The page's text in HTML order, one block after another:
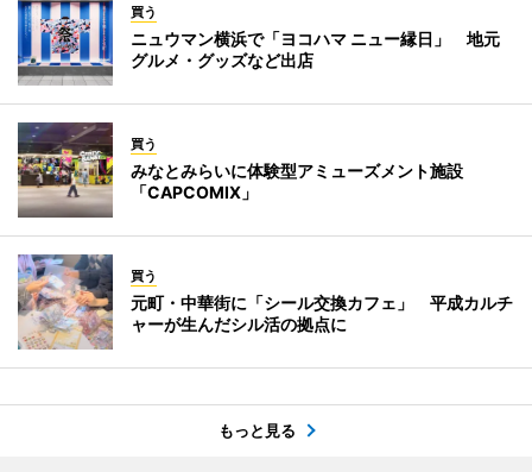
買う
ニュウマン横浜で「ヨコハマ ニュー縁日」 地元
グルメ・グッズなど出店
買う
みなとみらいに体験型アミューズメント施設
「CAPCOMIX」
買う
元町・中華街に「シール交換カフェ」 平成カルチ
ャーが生んだシル活の拠点に
もっと見る